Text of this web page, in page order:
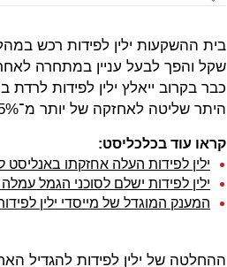
כבר בקרוב ייאלץ ילין לפידות
היתר שליטה לאחזקה של יותר מ־5% בגוף פיננסי.
קראו עוד בכלכליסט:
ילין לפידות העלה אחזקתו באנליסט ל-5.36% והפך לבעל
ילין לפידות ישלם לסוכני הגמל עמלה
המענק המוגדל של מייסדי ילין לפידות גרם
ההחלטה של ילין לפידות להגדיל